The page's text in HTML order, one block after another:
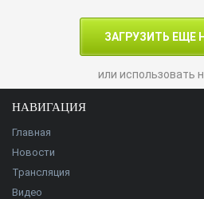
ЗАГРУЗИТЬ ЕЩЕ
или использовать
НАВИГАЦИЯ
Главная
Новости
Трансляция
Видео